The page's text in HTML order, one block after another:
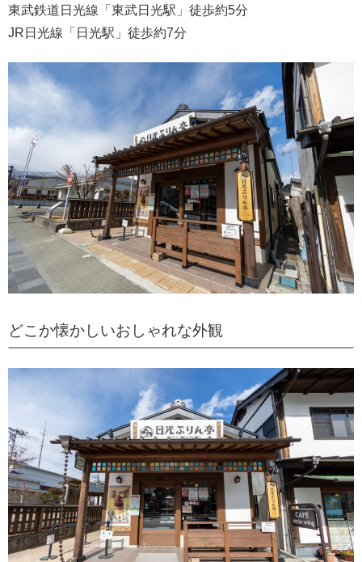
東武鉄道日光線「東武日光駅」徒歩約5分
JR日光線「日光駅」徒歩約7分
どこか懐かしいおしゃれな外観